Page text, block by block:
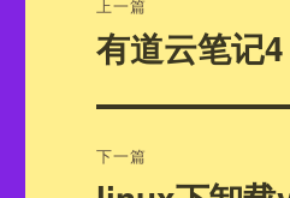
章
上一篇
上
篇
文
有道云笔记4
下一篇
下